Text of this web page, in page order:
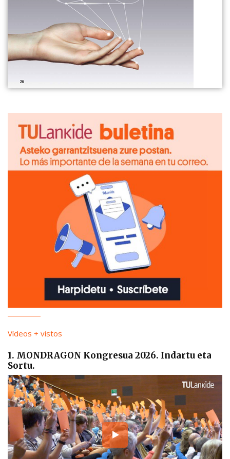
Vídeos + vistos
1. MONDRAGON Kongresua 2026. Indartu eta
Sortu.